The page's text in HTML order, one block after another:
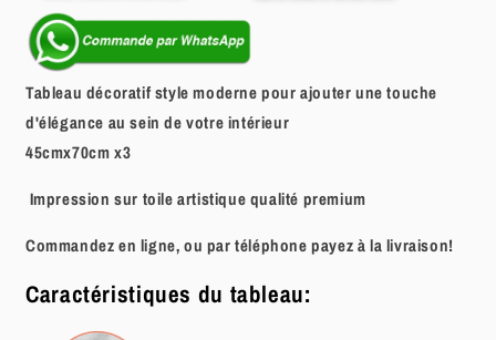
Tableau décoratif style moderne pour ajouter une touche
d'élégance au sein de votre intérieur
45cmx70cm x3
Impression sur toile artistique qualité premium
Commandez en ligne, ou par téléphone payez à la livraison!
Caractéristiques du tableau: